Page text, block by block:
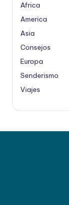
Africa
America
Asia
Consejos
Europa
Senderismo
Viajes